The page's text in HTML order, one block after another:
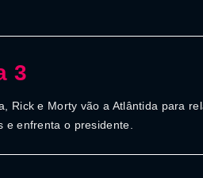
3
Rick e Morty vão a Atlântida para
e enfrenta o presidente.